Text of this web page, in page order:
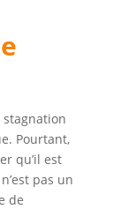
Pourtant,
qu’il est
pas un
de